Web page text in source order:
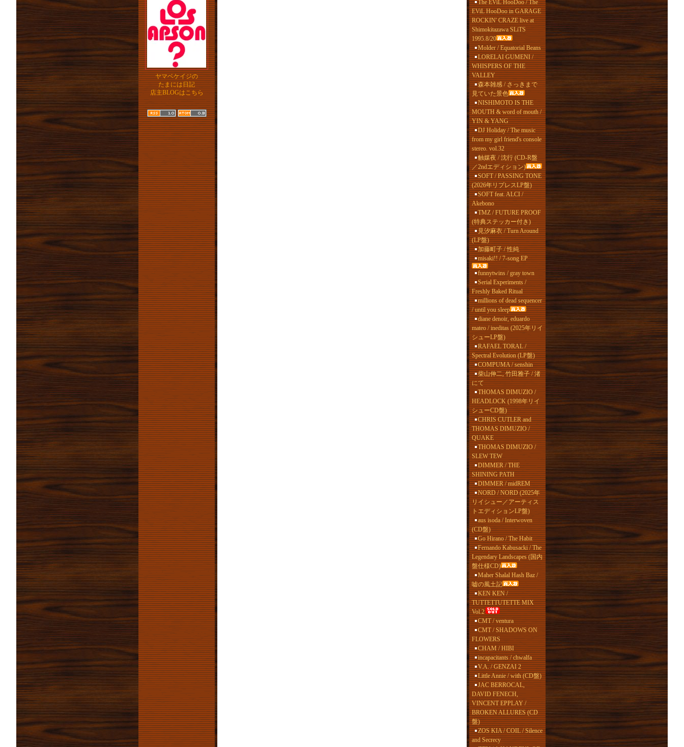
ヤマベケイジの
たまには日記
店主BLOGはこちら
The EViL HooDoo / The
EViL HooDoo in GARAGE
ROCKIN' CRAZE live at
Shimokitazawa SLiTS
1995.8/20
Molder / Equatorial Beans
LORELAI GUMENI /
WHISPERS OF THE
VALLEY
森本雑感 / さっきまで
見ていた景色
NISHIMOTO IS THE
MOUTH & word of mouth /
YIN & YANG
DJ Holiday / The music
from my girl friend's console
stereo. vol.32
触媒夜 / 沈行 (CD-R盤
／2ndエディション)
SOFT / PASSING TONE
(2026年リプレスLP盤)
SOFT feat. ALCI /
Akebono
TMZ / FUTURE PROOF
(特典ステッカー付き)
見汐麻衣 / Turn Around
(LP盤)
加藤町子 / 性純
misaki!! / 7-song EP
funnytwins / gray town
Serial Experiments /
Freshly Baked Ritual
millions of dead sequencer
/ until you sleep
diane denoir, eduardo
mateo / ineditas (2025年リイ
シューLP盤)
RAFAEL TORAL /
Spectral Evolution (LP盤)
COMPUMA / senshin
柴山伸二, 竹田雅子 / 渚
にて
THOMAS DIMUZIO /
HEADLOCK (1998年リイ
シューCD盤)
CHRIS CUTLER and
THOMAS DIMUZIO /
QUAKE
THOMAS DIMUZIO /
SLEW TEW
DIMMER / THE
SHINING PATH
DIMMER / midREM
NORD / NORD (2025年
リイシュー／アーティス
トエディションLP盤)
aus isoda / Interwoven
(CD盤)
Go Hirano / The Habit
Fernando Kabusacki / The
Legendary Landscapes (国内
盤仕様CD)
Maher Shalal Hash Baz /
嘘の風土記
KEN KEN /
TUTTETTUTETTE MIX
Vol.2
CMT / ventura
CMT / SHADOWS ON
FLOWERS
CHAM / HIBI
incapacitants / chwalfa
V.A. / GENZAI 2
Little Annie / with (CD盤)
JAC BERROCAL,
DAVID FENECH,
VINCENT EPPLAY /
BROKEN ALLURES (CD
盤)
ZOS KIA / COIL / Silence
and Secrecy